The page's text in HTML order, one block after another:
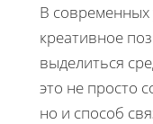
В современных
креативное
выделиться
это не просто
но и способ